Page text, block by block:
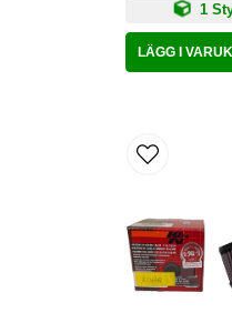
1
LÄGG I